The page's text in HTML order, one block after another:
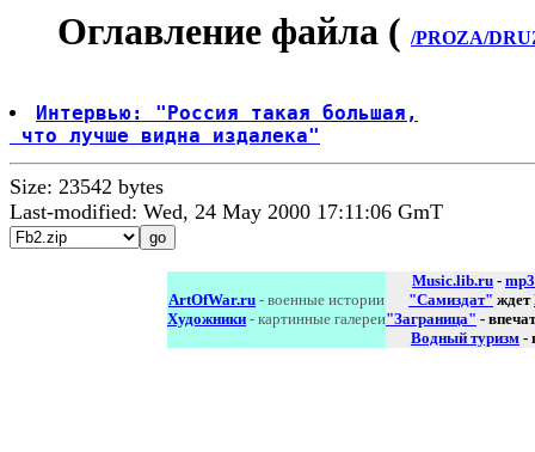
Оглавление файла ( /PROZA/
Интервью: "Россия такая большая,
что лучше видна издалека"
Size: 23542 bytes
Last-modified: Wed, 24 May 2000 17:11:06 GmT
ArtOfWar.ru - военные истории
Художники - картинные галереи
Music.lib.ru - mp3
"Самиздат" ждет
"Заграница" -
Водный туризм -